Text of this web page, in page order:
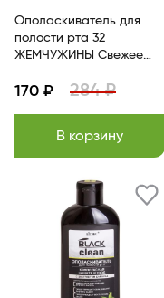
Ополаскиватель для
полости рта 32
ЖЕМЧУЖИНЫ Свежее
бактерий,350мл MODUM
170 ₽ 284 ₽
В корзину